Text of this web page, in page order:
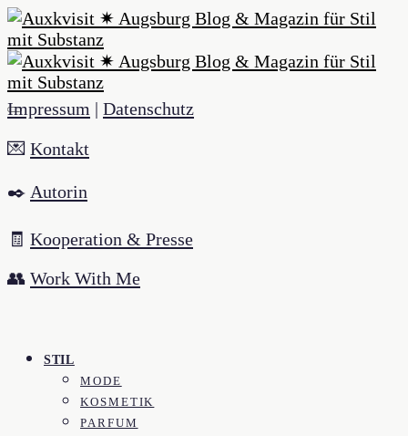
Impressum | Datenschutz
💌 Kontakt
✒️ Autorin
🧾 Kooperation & Presse
👥 Work With Me
STIL
MODE
KOSMETIK
PARFUM